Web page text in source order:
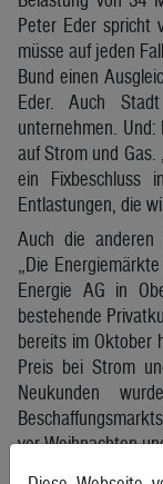
Peter Eder spricht
müsse auf jeden
Bund einen
Eder. Auch
unternehmen.
auf Strom und
ein Fixbeschluss
Entlastungen, die
Auch die anderen
„Die
Energie AG in
bestehende
bereits im Oktober
Preis bei Strom
Neukunden
vor Weihnachten